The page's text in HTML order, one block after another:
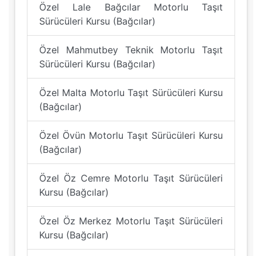
Özel Lale Bağcılar Motorlu Taşıt
Sürücüleri Kursu (Bağcılar)
Özel Mahmutbey Teknik Motorlu Taşıt
Sürücüleri Kursu (Bağcılar)
Özel Malta Motorlu Taşıt Sürücüleri Kursu
(Bağcılar)
Özel Övün Motorlu Taşıt Sürücüleri Kursu
(Bağcılar)
Özel Öz Cemre Motorlu Taşıt Sürücüleri
Kursu (Bağcılar)
Özel Öz Merkez Motorlu Taşıt Sürücüleri
Kursu (Bağcılar)